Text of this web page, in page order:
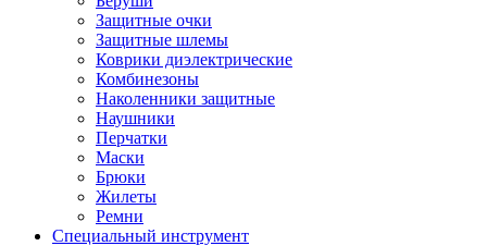
Защитные очки
Защитные шлемы
Коврики диэлектрические
Комбинезоны
Наколенники защитные
Наушники
Перчатки
Маски
Брюки
Жилеты
Ремни
Специальный инструмент